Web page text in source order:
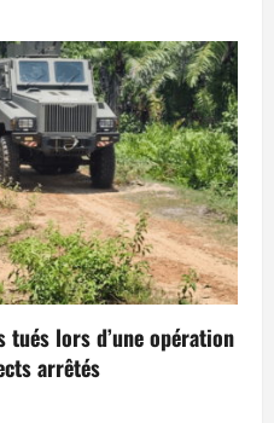
lors d’une opération
arrêtés